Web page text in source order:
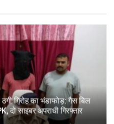
गिरोह का भंडाफोड़: गैस बिल
साइबर अपराधी गिरफ्तार